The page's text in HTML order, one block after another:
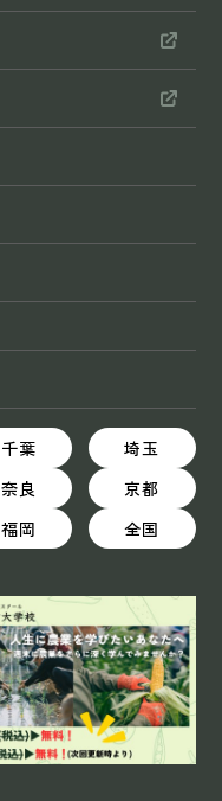
千葉
埼玉
奈良
京都
福岡 全国